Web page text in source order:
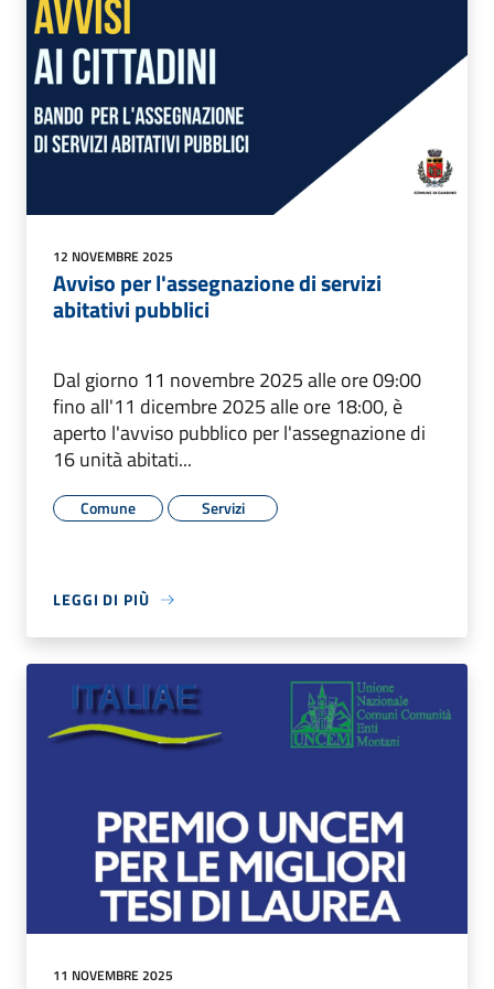
12 NOVEMBRE 2025
Avviso per l'assegnazione di servizi
abitativi pubblici
Dal giorno 11 novembre 2025 alle ore 09:00
fino all'11 dicembre 2025 alle ore 18:00, è
aperto l'avviso pubblico per l'assegnazione di
16 unità abitati...
Comune Servizi
LEGGI DI PIÙ
11 NOVEMBRE 2025